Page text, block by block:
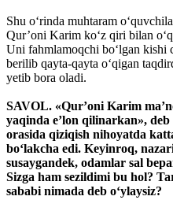
Shu o‘rinda muhtaram
Qur’oni Karim ko‘z qiri bilan
Uni fahmlamoqchi bo‘lgan
berilib qayta-qayta o‘qigan
yetib bora oladi.
SAVOL. «Qur’oni Karim
yaqinda e’lon qilinarkan»,
orasida qiziqish nihoyatda
bo‘lakcha edi. Keyinroq,
susaygandek, odamlar sal
Sizga ham sezildimi bu hol?
sababi nimada deb o‘ylaysiz?